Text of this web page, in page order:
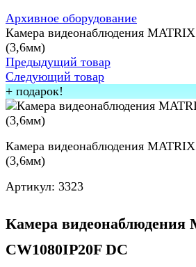
Архивное оборудование
Камера видеонаблюдения
(3,6мм)
Предыдущий товар
Следующий товар
+ подарок!
Камера видеонаблюдения
(3,6мм)
Артикул: 3323
Камера видеонаблюдения
CW1080IP20F DC